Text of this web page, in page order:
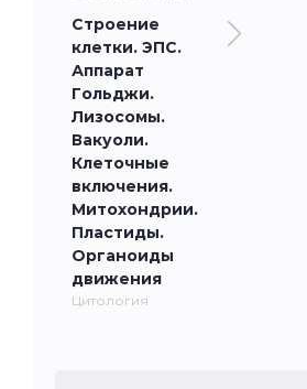
Строение
клетки. ЭПС.
Аппарат
Гольджи.
Лизосомы.
Вакуоли.
Клеточные
включения.
Митохондрии.
Пластиды.
Органоиды
движения
Цитология